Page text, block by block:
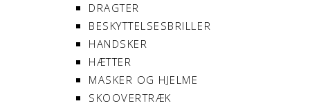
DRAGTER
BESKYTTELSESBRILLER
HANDSKER
HÆTTER
MASKER OG HJELME
SKOOVERTRÆK